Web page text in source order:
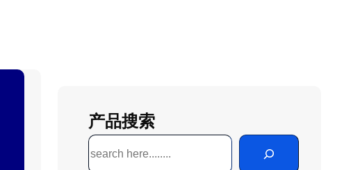
产品搜索
搜
索